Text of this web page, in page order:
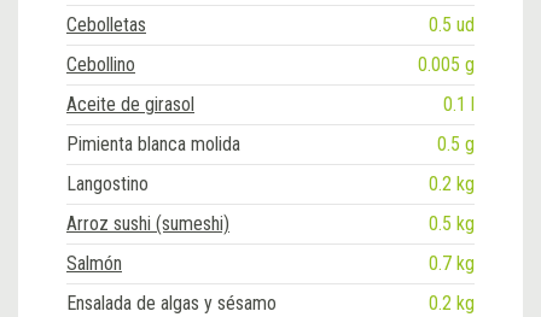
Cebolletas
0.5 ud
Cebollino
0.005 g
Aceite de girasol
0.1 l
Pimienta blanca molida
0.5 g
Langostino
0.2 kg
Arroz sushi (sumeshi)
0.5 kg
Salmón
0.7 kg
Ensalada de algas y sésamo
0.2 kg